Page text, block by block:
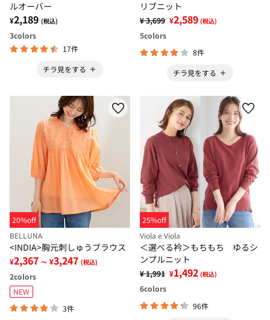
ルオーバー
¥2,189 (税込)
3colors
17件
チラ見をする
リブニット
¥ 3,699 ¥2,589 (税込)
5colors
8件
チラ見をする
20%off
BELLUNA
<INDIA>胸元刺しゅうブラウス
¥2,367 ～ ¥3,247 (税込)
2colors
NEW
3件
25%off
Viola e Viola
＜選べる衿＞もちもち ゆるシ
ンプルニット
¥ 1,991 ¥1,492 (税込)
6colors
96件